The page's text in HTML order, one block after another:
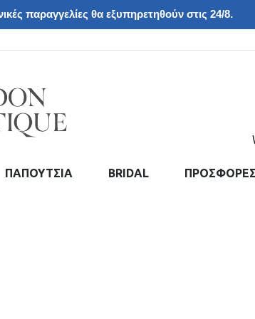
παραγγελίες θα εξυπηρετηθούν στις 24/8.
ΠΑΠΟΥΤΣΙΑ BRIDAL ΠΡΟΣΦΟΡΕΣ